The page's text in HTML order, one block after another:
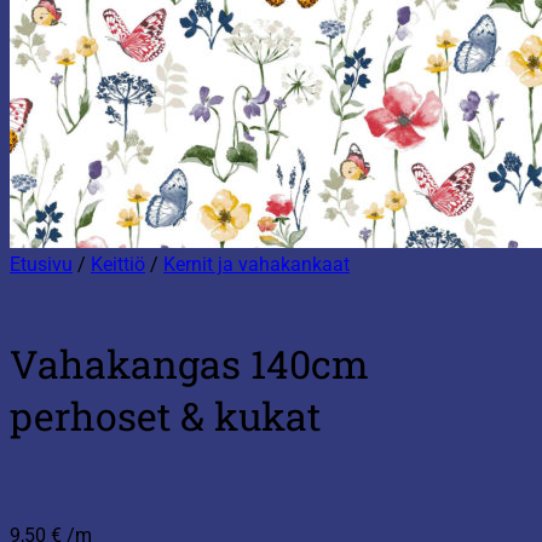
Etusivu / Keittiö / Kernit ja vahakankaat
Vahakangas 140cm
perhoset & kukat
9,50 € /m